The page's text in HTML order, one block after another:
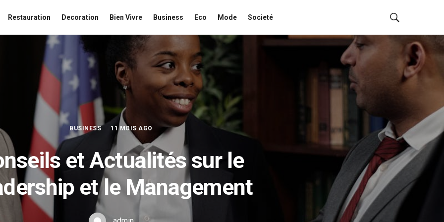
Restauration Decoration Bien Vivre Business Eco Mode Societé
BUSINESS 11 MOIS AGO
et Actualités sur le
et le Management